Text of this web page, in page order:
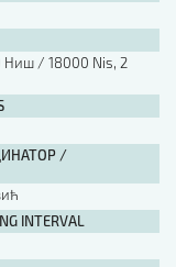
Ниш / 18000 Nis, 2
/
INTERVAL